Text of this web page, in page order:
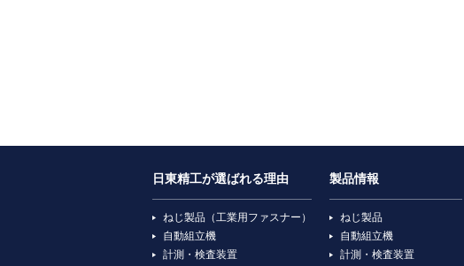
日東精工が選ばれる理由
ねじ製品（工業用ファスナー）
自動組立機
計測・検査装置
製品情報
ねじ製品
自動組立機
計測・検査装置